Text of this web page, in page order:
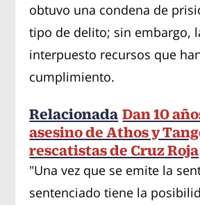
obtuvo una condena de
tipo de delito; sin embargo,
interpuesto recursos que
cumplimiento.
Relacionada Dan 10
asesino de Athos y
rescatistas de Cruz Roja
"Una vez que se emite la
sentenciado tiene la